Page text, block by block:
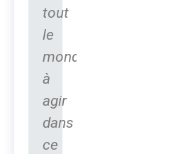
tout
le
monde
à
agir
dans
ce